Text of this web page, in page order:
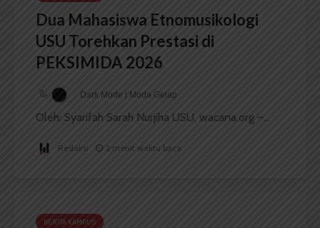
Dua Mahasiswa Etnomusikologi
USU Torehkan Prestasi di
PEKSIMIDA 2026
Dark Mode | Moda Gelap
Oleh: Syarifah Sarah Nurjiha USU, wacana.org –...
Redaksi 2 menit waktu baca
BERITA KAMPUS